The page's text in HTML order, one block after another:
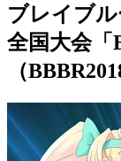
ブレイブ
全国大会「
（